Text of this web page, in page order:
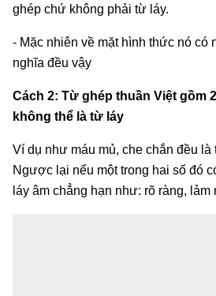
ghép chứ không phải từ láy.
- Mặc nhiên về mặt hình thức nó có
nghĩa đều vậy
Cách 2: Từ ghép thuần Việt gồm
không thể là từ láy
Ví dụ như máu mủ, che chắn đều là
Ngược lại nếu một trong hai số đó
láy âm chẳng hạn như: rõ ràng, lảm